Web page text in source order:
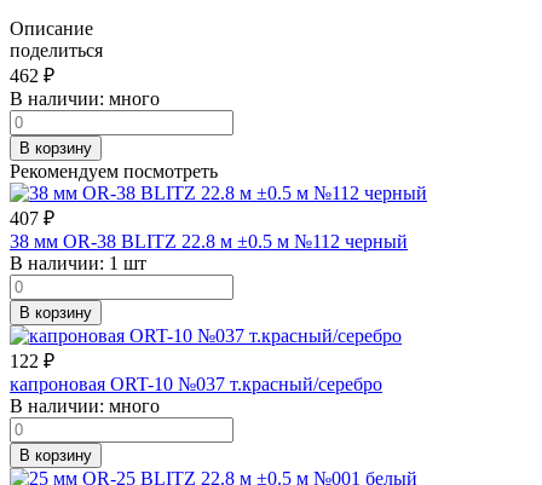
Описание
поделиться
462 ₽
В наличии: много
В корзину
Рекомендуем посмотреть
407 ₽
38 мм OR-38 BLITZ 22.8 м ±0.5 м №112 черный
В наличии: 1 шт
В корзину
122 ₽
капроновая ORT-10 №037 т.красный/серебро
В наличии: много
В корзину